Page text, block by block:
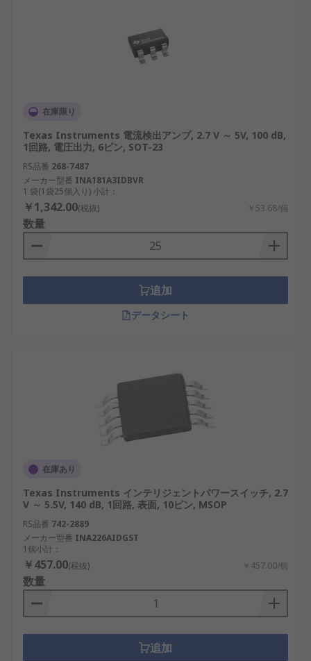
：さまざまなタイプと構成を備えた
CSA は、エネルギー効率の高いデバイスから
高速システムまで、さまざまなアプリケーシ
コンパクトな設計
ェアラブル デバイスなどのスペースが限られ
た回路に簡単に統合できます。
ロボット工学では、CSA はモーターが適切な
電流を受け取り、スムーズな動作を維持でき
るようにします。
めに電気自動車の充電システムの電流を監視
：アプリケーションで単方向また
は双方向の電流測定が必要かどうかを決定し
動作電圧範囲
ール CSA など、システムの電圧レベルと互換
性のある CSA を選択します。
精度要件：高精度アプリケーションの場合
は、オフセット電圧が低くゲイン安定性が高
いアンプを優先します。
消費電力
は、静止電流が低いバッテリー駆動の CSA を
選択します。
取り付けタイプ：アセンブリ プロセスと設計
上の制約に基づいて、表面実装
在庫限り
Texas Instruments 電流検出アンプ, 2.7 V ～ 5V, 100 dB,
1回路, 電圧出力, 6ピン, SOT-23
RS品番 268-7487
メーカー型番 INA181A3IDBVR
1 袋(1袋25個入り) 小計：
￥1,342.00(税抜) ￥53.68/個
数量
追加
データシート
在庫あり
Texas Instruments インテリジェントパワースイッチ, 2.7
V ～ 5.5V, 140 dB, 1回路, 表面, 10ピン, MSOP
RS品番 742-2889
メーカー型番 INA226AIDGST
1個小計：
￥457.00(税抜) ￥457.00/個
数量
追加